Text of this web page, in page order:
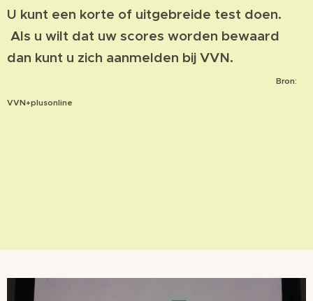
U kunt een korte of uitgebreide test doen.
Als u wilt dat uw scores worden bewaard
dan kunt u zich aanmelden bij VVN.
Bron:
VVN+plusonline